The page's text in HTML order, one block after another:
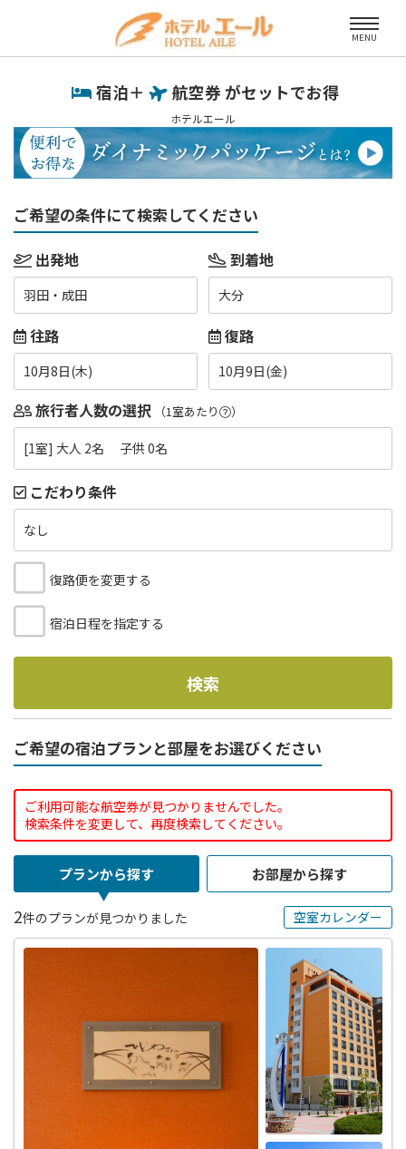
MENU
宿泊＋ 航空券 がセットでお得
ホテルエール
ご希望の条件にて検索してください
出発地
羽田・成田
到着地
大分
往路
10月8日(木)
復路
10月9日(金)
旅行者人数の選択 （1室あたり ）
[1室] 大人 2名 子供 0名
こだわり条件
なし
復路便を変更する
宿泊日程を指定する
検索
ご希望の宿泊プランと部屋をお選びください
ご利用可能な航空券が見つかりませんでした。
検索条件を変更して、再度検索してください。
プランから探す お部屋から探す
2件のプランが見つかりました 空室カレンダー